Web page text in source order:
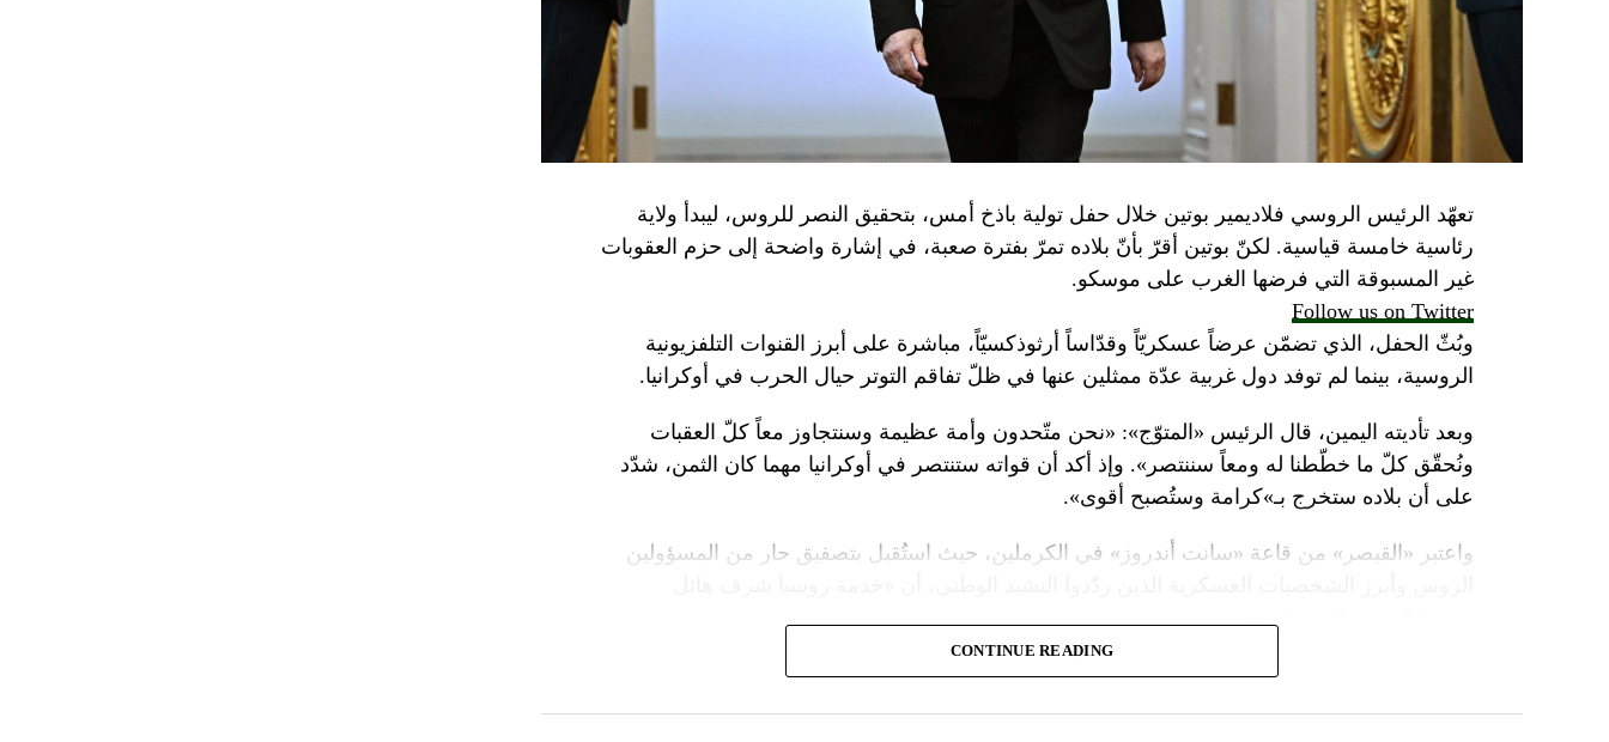
تعهّد الرئيس الروسي فلاديمير بوتين خلال حفل تولية باذخ أمس، بتحقيق النصر للروس، ليبدأ ولاية
رئاسية خامسة قياسية. لكنّ بوتين أقرّ بأنّ بلاده تمرّ بفترة صعبة، في إشارة واضحة إلى حزم العقوبات
غير المسبوقة التي فرضها الغرب على موسكو.
Follow us on Twitter
وبُثّ الحفل، الذي تضمّن عرضاً عسكريّاً وقدّاساً أرثوذكسيّاً، مباشرة على أبرز القنوات التلفزيونية
الروسية، بينما لم توفد دول غربية عدّة ممثلين عنها في ظلّ تفاقم التوتر حيال الحرب في أوكرانيا.
وبعد تأديته اليمين، قال الرئيس «المتوّج»: «نحن متّحدون وأمة عظيمة وسنتجاوز معاً كلّ العقبات
ونُحقّق كلّ ما خطّطنا له ومعاً سننتصر». وإذ أكد أن قواته ستنتصر في أوكرانيا مهما كان الثمن، شدّد
على أن بلاده ستخرج بـ»كرامة وستُصبح أقوى».
واعتبر «القيصر» من قاعة «سانت أندروز» في الكرملين، حيث استُقبل بتصفيق حار من المسؤولين
وبعدما وقف بمفرده تحت المطر بينما شاهد عرضاً عسكريّاً، باركه رئيس الكنيسة الأرثوذكسية الروسية
CONTINUE READING